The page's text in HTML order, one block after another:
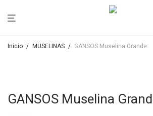
Inicio / MUSELINAS / GANSOS Muselina Grande
GANSOS Muselina